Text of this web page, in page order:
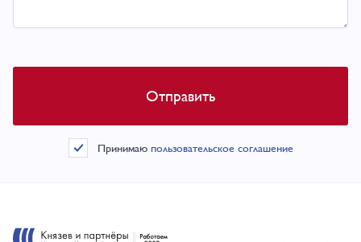
Принимаю пользовательское соглашение